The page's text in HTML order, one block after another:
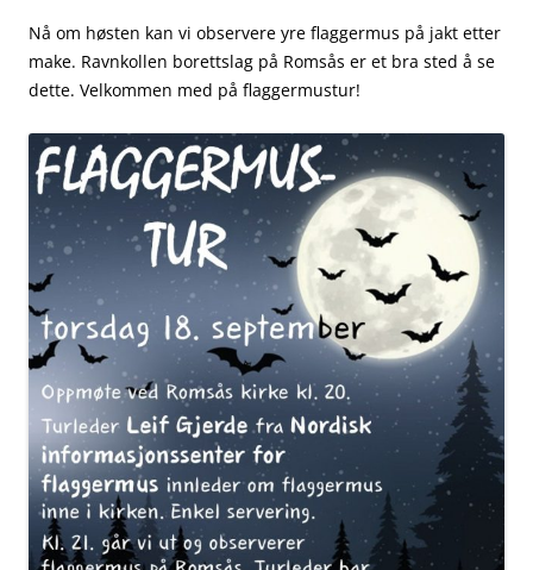
Nå om høsten kan vi observere yre flaggermus på jakt etter
make. Ravnkollen borettslag på Romsås er et bra sted å se
dette. Velkommen med på flaggermustur!